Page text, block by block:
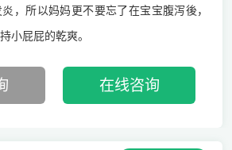
，所以妈妈更不要忘了在宝宝腹泻後，
小屁屁的乾爽。
在线咨询